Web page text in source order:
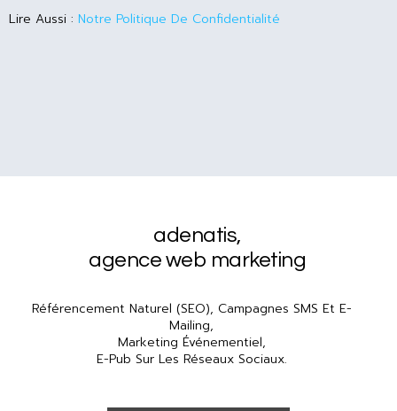
Lire Aussi : Notre Politique De Confidentialité
adenatis,
agence web marketing
Référencement Naturel (SEO), Campagnes SMS Et E-
Mailing,
Marketing Événementiel,
E-Pub Sur Les Réseaux Sociaux.